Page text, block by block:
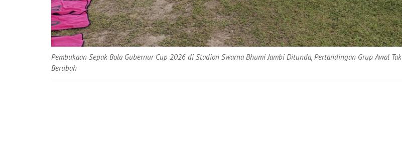
Pembukaan Sepak Bola Gubernur Cup 2026 di Stadion Swarna Bhumi Jambi Ditunda, Pertandingan Grup Awal Tak
Berubah